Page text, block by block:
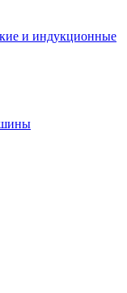
и индукционные